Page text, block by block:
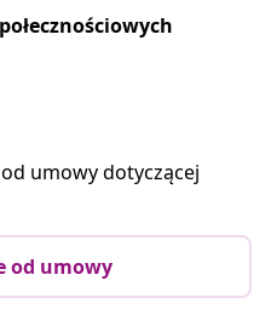
umowy dotyczącej
od umowy